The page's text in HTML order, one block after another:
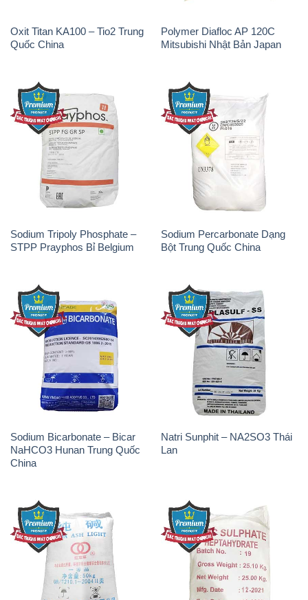
Oxit Titan KA100 – Tio2 Trung
Quốc China
Polymer Diafloc AP 120C
Mitsubishi Nhật Bản Japan
Sodium Tripoly Phosphate –
STPP Prayphos Bỉ Belgium
Sodium Percarbonate Dạng
Bột Trung Quốc China
Sodium Bicarbonate – Bicar
NaHCO3 Hunan Trung Quốc
China
Natri Sunphit – NA2SO3 Thái
Lan